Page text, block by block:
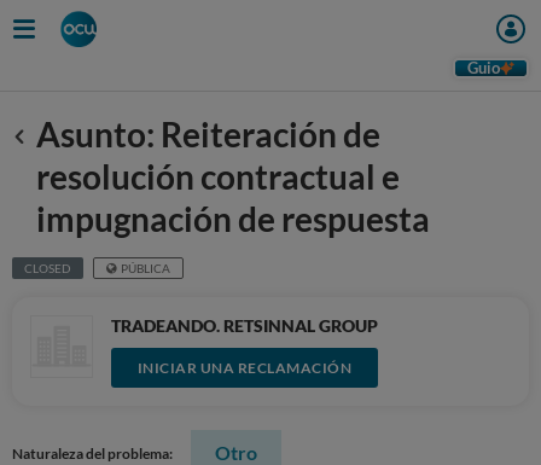
Guio
Anterior
Asunto: Reiteración de
resolución contractual e
impugnación de respuesta
CLOSED PÚBLICA
TRADEANDO. RETSINNAL GROUP
INICIAR UNA RECLAMACIÓN
Naturaleza del problema: Otro